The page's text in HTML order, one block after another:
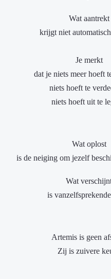
Wat aantrekt
krijgt niet
Je merkt
dat je niets meer hoeft
niets hoeft te
niets hoeft uit te
Wat oplost
is de neiging om jezelf
Wat
is
Artemis is geen
Zij is zuivere